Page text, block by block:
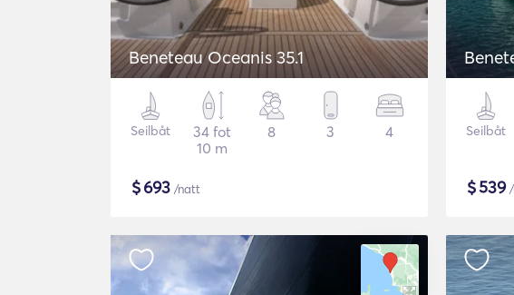
Beneteau Oceanis 35.1
Seilbåt
34 fot
10 m
8 3 4
$693 /natt
Seilbåt
$539/